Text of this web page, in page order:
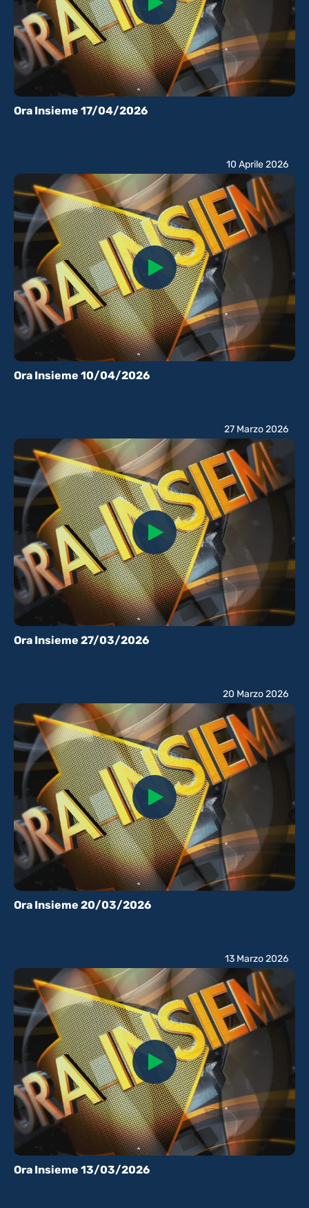
Ora Insieme 17/04/2026
Ora Insieme 10/04/2026
10 Aprile 2026
Ora Insieme 27/03/2026
27 Marzo 2026
Ora Insieme 20/03/2026
20 Marzo 2026
Ora Insieme 13/03/2026
13 Marzo 2026